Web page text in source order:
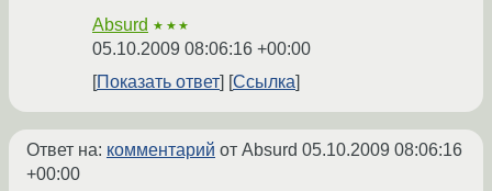
Absurd ★★★
05.10.2009 08:06:16 +00:00
Показать ответ
Ссылка
Ответ на: комментарий от Absurd 05.10.2009 08:06:16
+00:00